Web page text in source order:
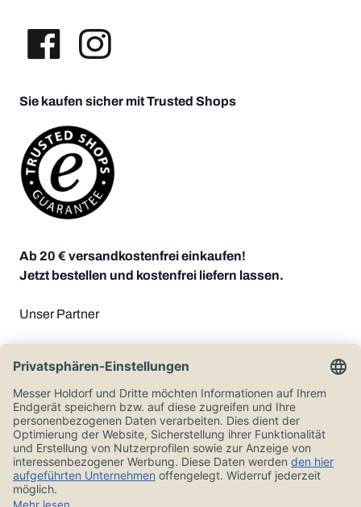
Sie kaufen sicher mit Trusted Shops
Ab 20 € versandkostenfrei einkaufen!
Jetzt bestellen und kostenfrei liefern lassen.
Unser Partner
Zahlungsoptionen